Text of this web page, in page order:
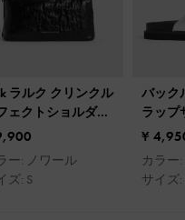
ラルク クリンクル
ェクトショルダー
グ
ー: ノワール
ズ: S
バック
ラップ
¥
カラー
サイズ